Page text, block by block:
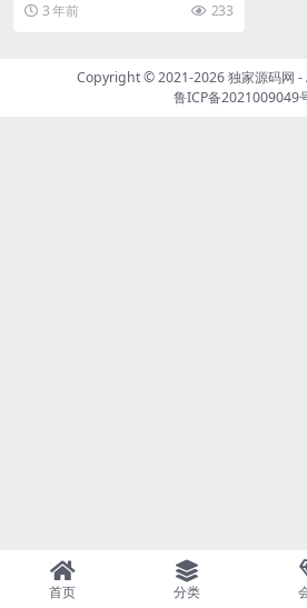
3 年前 233
Copyright © 2021-2026独家源码网 -
鲁ICP备2021009049
首页 分类